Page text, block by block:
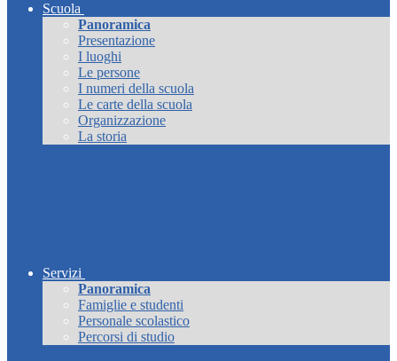
Scuola
Panoramica
Presentazione
I luoghi
Le persone
I numeri della scuola
Le carte della scuola
Organizzazione
La storia
Servizi
Panoramica
Famiglie e studenti
Personale scolastico
Percorsi di studio